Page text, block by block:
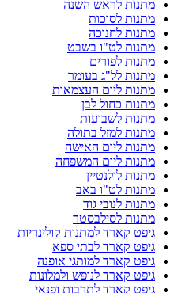
מתנות לראש השנה
מתנות לסוכות
מתנות לחנוכה
מתנות לט"ו בשבט
מתנות לפורים
מתנות לל"ג בעומר
מתנות ליום העצמאות
מתנות כחול לבן
מתנות לשבועות
מתנות למזל בתולה
מתנות ליום האישה
מתנות ליום המשפחה
מתנות לולנטיין
מתנות לט"ו באב
מתנות לנובי גוד
מתנות לסילבסטר
גיפט קארד למתנות קולינריות
גיפט קארד לבתי ספא
גיפט קארד למותגי אופנה
גיפט קארד לנופש ולמלונות
גיפט קארד לתרבות ופנאי